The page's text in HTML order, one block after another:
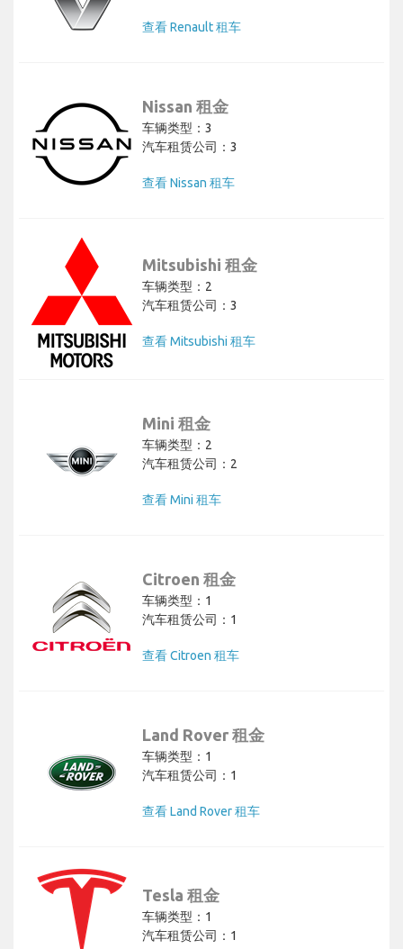
查看 Renault 租车
Nissan 租金
车辆类型：3
汽车租赁公司：3
查看 Nissan 租车
Mitsubishi 租金
车辆类型：2
汽车租赁公司：3
查看 Mitsubishi 租车
Mini 租金
车辆类型：2
汽车租赁公司：2
查看 Mini 租车
Citroen 租金
车辆类型：1
汽车租赁公司：1
查看 Citroen 租车
Land Rover 租金
车辆类型：1
汽车租赁公司：1
查看 Land Rover 租车
Tesla 租金
车辆类型：1
汽车租赁公司：1